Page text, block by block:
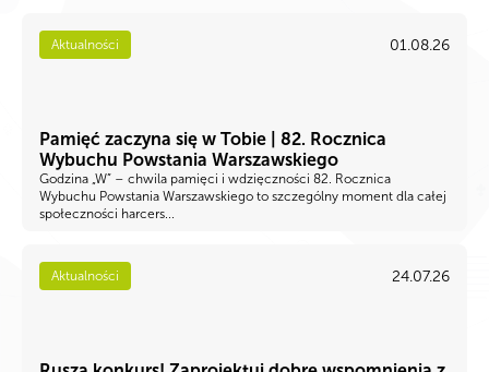
Aktualności 01.08.26
Pamięć zaczyna się w Tobie | 82. Rocznica
Wybuchu Powstania Warszawskiego
Godzina „W” – chwila pamięci i wdzięczności 82. Rocznica
Wybuchu Powstania Warszawskiego to szczególny moment dla całej
społeczności harcers...
Aktualności 24.07.26